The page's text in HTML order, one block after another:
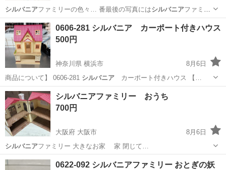
シルバニアファミリーの色々… 番最後の写真にはシルバニアファミリ
ーの小物…
愛知 海部郡
0606-281 シルバニア カーポート付きハウス
500円
神奈川県 横浜市
8月6日
商品について】 0606-281 シルバニア カーポート付きハウス 【…
神奈川 横浜市 リユース
シルバニアファミリー おうち
700円
大阪府 大阪市
8月6日
シルバニアファミリー 大きなお家 家 閉じて…
大阪 大阪市
0622-092 シルバニアファミリー おとぎの妖